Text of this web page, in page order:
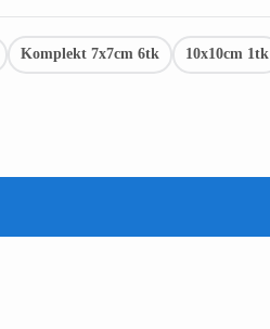
Komplekt 7x7cm 6tk 10x10cm 1tk